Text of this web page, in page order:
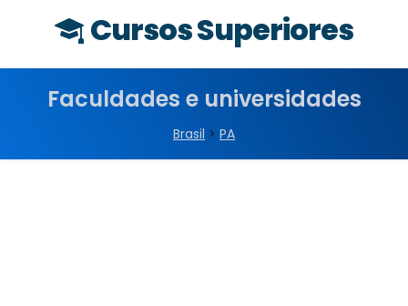
Cursos Superiores
Faculdades e universidades
Brasil > PA